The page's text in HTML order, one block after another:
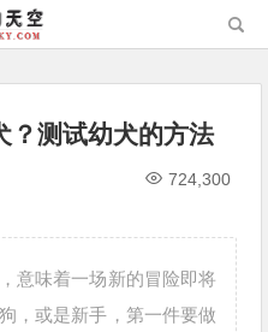
？测试幼犬的方法
724,300
意味着一场新的冒险即将
，或是新手，第一件要做